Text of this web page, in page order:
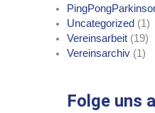
Uncategorized(1)
Vereinsarbeit(19)
Vereinsarchiv(1)
Folge uns